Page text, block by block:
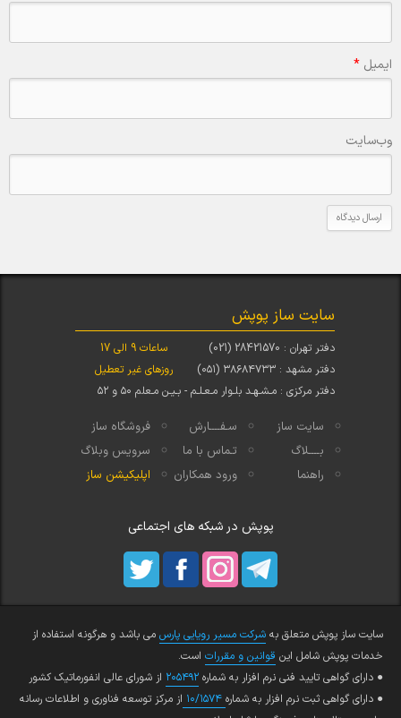
ایمیل *
وب‌سایت
سایت ساز پوپش
دفتر تهران : 28421570 (021)
دفتر مشهد : ۳۸۶۸۴۷۳۳ (۰۵۱)
ساعات 9 الی 17
روزهای غیر تعطیل
دفتر مرکزی : مـشـهـد بلـوار مـعـلـم - بـیـن مـعلم ۵۰ و ۵۲
سایت ساز سـفــــارش
فروشگاه ساز
بــــلاگ
تـماس با ما
سرویس وبلاگ
راهنما
ورود همکاران اپلیکیشن ساز
پوپش در شبکه های اجتماعی
سایت ساز پوپش متعلق به شرکت مسیر رویایی پارس می باشد و هرگونه استفاده از
خدمات پوپش شامل این قوانین و مقررات است.
● دارای گواهی تایید فنی نرم افزار به شماره ۲۰۵۴۹۲ از شورای عالی انفورماتیک کشور
● دارای گواهی ثبت نرم افزار به شماره
از مرکز توسعه فناوری و اطلاعات رسانه